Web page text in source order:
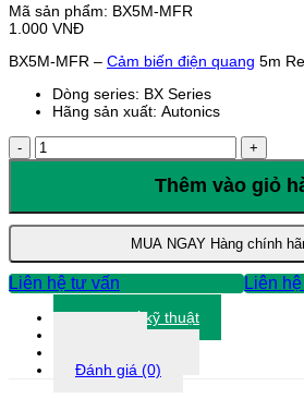
Mã sản phẩm: BX5M-MFR
1.000 VNĐ
BX5M-MFR – Cảm biến điện quang 5m
Dòng series: BX Series
Hãng sản xuất: Autonics
BX5M-
MFR
biến
điện
5m
Relay
số
lượng
Thêm vào giỏ
MUA NGAY Hàng chính
Liên hệ tư vấn Liên
Thông số kỹ thuật
Đánh giá (0)